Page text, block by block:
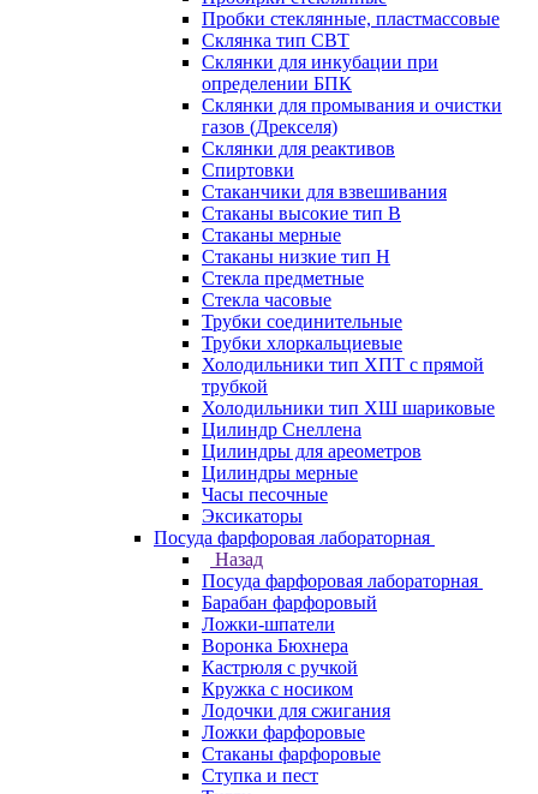
Пробки стеклянные, пластмассовые
Склянка тип СВТ
Склянки для инкубации при
определении БПК
Склянки для промывания и очистки
газов (Дрекселя)
Склянки для реактивов
Спиртовки
Стаканчики для взвешивания
Стаканы высокие тип В
Стаканы мерные
Стаканы низкие тип Н
Стекла предметные
Стекла часовые
Трубки соединительные
Трубки хлоркальциевые
Холодильники тип ХПТ с прямой
трубкой
Холодильники тип ХШ шариковые
Цилиндр Снеллена
Цилиндры для ареометров
Цилиндры мерные
Часы песочные
Эксикаторы
Посуда фарфоровая лабораторная
Назад
Посуда фарфоровая лабораторная
Барабан фарфоровый
Ложки-шпатели
Воронка Бюхнера
Кастрюля с ручкой
Кружка с носиком
Лодочки для сжигания
Ложки фарфоровые
Стаканы фарфоровые
Ступка и пест